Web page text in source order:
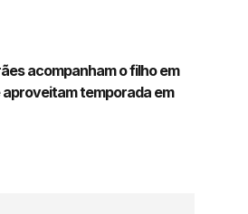
acompanham o filho em
temporada em